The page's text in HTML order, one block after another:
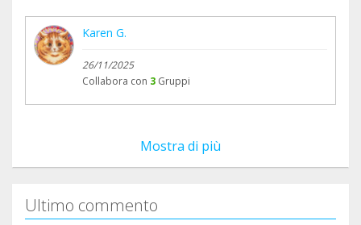
Karen G.
26/11/2025
Collabora con 3 Gruppi
Mostra di più
Ultimo commento